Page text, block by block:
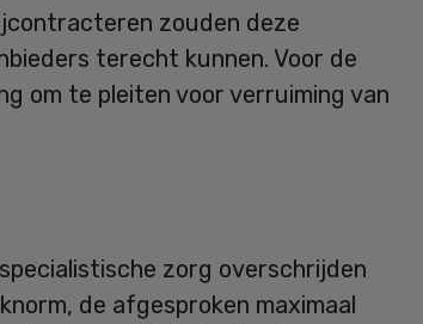
zouden deze
terecht kunnen. Voor de
om te pleiten voor verruiming van
zorg overschrijden
de afgesproken maximaal